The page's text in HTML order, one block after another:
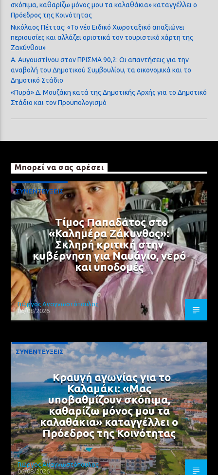
σκόπιμα, καθαρίζω μόνος μου τα καλαθάκια» καταγγέλλει ο
Πρόεδρος της Κοινότητας
Νικόλαος Πέττας: «Το νέο Ειδικό Χωροταξικό απαξιώνει
περιουσίες και αλλάζει οριστικά τον τουριστικό χάρτη της
Ζακύνθου»
Α. Αυγουστίνου στον ΠΡΙΣΜΑ 90,2: Οι απαντήσεις για την
αναβολή του Δημοτικού Συμβουλίου, τα οικονομικά και το
Δημοτικό Στάδιο
«Πυρά» Δ. Μουζάκη κατά της Δημοτικής Αρχής για το Δημοτικό
Στάδιο και τον Προϋπολογισμό
Μπορεί να σας αρέσει
ΣΥΝΕΝΤΕΥΞΕΙΣ
Τίμος Παπαδάτος στο
«Καλημέρα Ζάκυνθος»:
Σκληρή κριτική στην
κυβέρνηση για Ναυάγιο, νερό
και υποδομές
Γιώργος Αναγνωστόπουλος
06/08/2026
ΣΥΝΕΝΤΕΥΞΕΙΣ
Κραυγή αγωνίας για το
Καλαμάκι: «Μας
υποβαθμίζουν σκόπιμα,
καθαρίζω μόνος μου τα
καλαθάκια» καταγγέλλει ο
Πρόεδρος της Κοινότητας
Γιώργος Αναγνωστόπουλος
06/08/2026